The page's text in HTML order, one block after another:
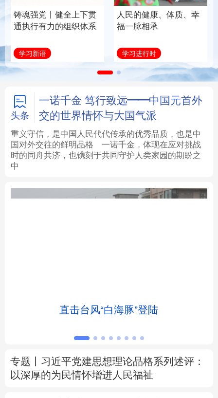
访谈 视频 图片 政务
信息化 数字经济
学术中国 乡村振兴 溯源中国
城市 旅游 能源
彩票 娱乐 时尚 悦读
文化产业
安徽 福建
河南 湖北
广东 广西 海南 重庆
铸魂强党丨健全上下贯
通执行有力的组织体系
学习新语
人民的健康、体质、幸
福一脉相承
学习进行时
头条
一诺千金 笃行致远——中国元首外
交的世界情怀与大国气派
重义守信，是中国人民代代传承的优秀品质，也是中
国对外交往的鲜明品格
一诺千金，体现在应对挑战
时的同舟共济，也镌刻于共同守护人类家园的期盼之
中
直击台风“白海豚”登陆
专题丨 习近平党建思想理论品格系列述评：
以深厚的为民情怀增进人民福祉